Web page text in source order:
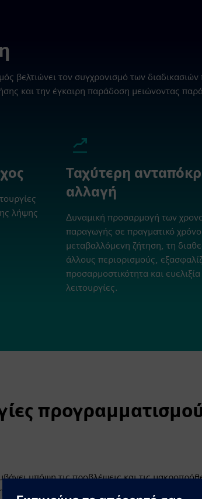
βελτιώνει τον συγχρονισμό των
και την έγκαιρη παράδοση μειώνοντας
λήψης
Ταχύτερη
αλλαγή
Δυναμική προσαρμογή των
παραγωγής σε πραγματικό
μεταβαλλόμενη ζήτηση, τη
άλλους περιορισμούς,
προσαρμοστικότητα και
λειτουργίες.
υπόψη τις προβλέψεις και τις
και επηρεάζει τη γενική